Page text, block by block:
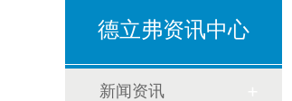
德立弗资讯中心
新闻资讯